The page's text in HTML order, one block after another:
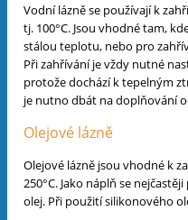
Vodní lázně se používají k
tj. 100°C. Jsou vhodné tam,
stálou teplotu, nebo pro
Při zahřívání je vždy nutné
protože dochází k tepelným
je nutno dbát na doplňování
Olejové lázně
Olejové lázně jsou vhodné k
250°C. Jako náplň se
olej. Při použití silikonového